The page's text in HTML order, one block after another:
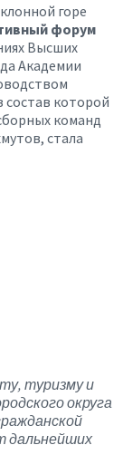
горе
форум
Высших
Академии
состав которой
команд
стала
туризму и
округа
дальнейших